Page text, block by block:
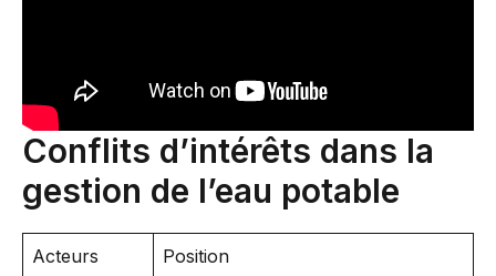
Conflits d’intérêts dans la
gestion de l’eau potable
Acteurs Position